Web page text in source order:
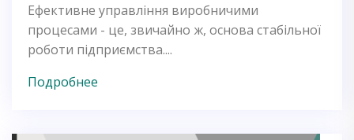
Ефективне управління виробничими
процесами - це, звичайно ж, основа стабільної
роботи підприємства....
Подробнее